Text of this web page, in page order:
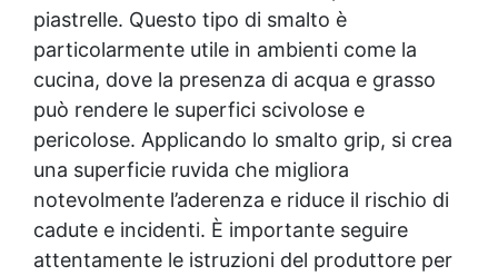
piastrelle. Questo tipo di smalto è
particolarmente utile in ambienti come la
cucina, dove la presenza di acqua e grasso
può rendere le superfici scivolose e
pericolose. Applicando lo smalto grip, si crea
una superficie ruvida che migliora
notevolmente l’aderenza e riduce il rischio di
cadute e incidenti. È importante seguire
attentamente le istruzioni del produttore per